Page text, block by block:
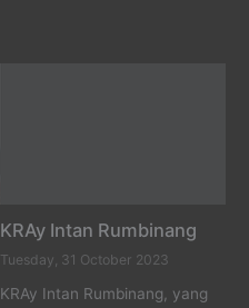
KRAy Intan Rumbinang
Tuesday, 31 October 2023
KRAy Intan Rumbinang, yang